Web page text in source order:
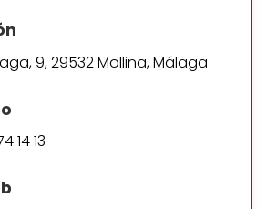
9, 29532 Mollina, Málaga
14 13